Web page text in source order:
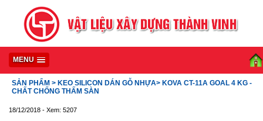
MENU
SẢN PHẨM > KEO SILICON DÁN GỖ NHỰA> KOVA CT-11A GOAL 4 KG -
CHẤT CHỐNG THẤM SÀN
18/12/2018 - Xem: 5207